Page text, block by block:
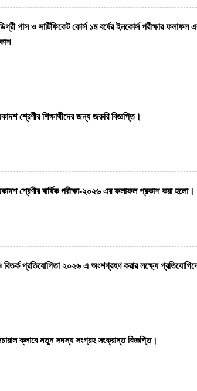
পাস ও সার্টিফিকেট কোর্স ১ম বর্ষের ইনকোর্স পরীক্ষার ফলাফল
শ্রেণীর শিক্ষার্থীদের জন্য জরুরি বিজ্ঞপ্তি।
শ্রেণীর বার্ষিক পরীক্ষা-২০২৬ এর ফলাফল প্রকাশ করা হলো।
প্রতিযোগিতা ২০২৬ এ অংশগ্রহণ করার লক্ষ্যে
ক্লাবে নতুন সদস্য সংগ্রহ সংক্রান্ত বিজ্ঞপ্তি।